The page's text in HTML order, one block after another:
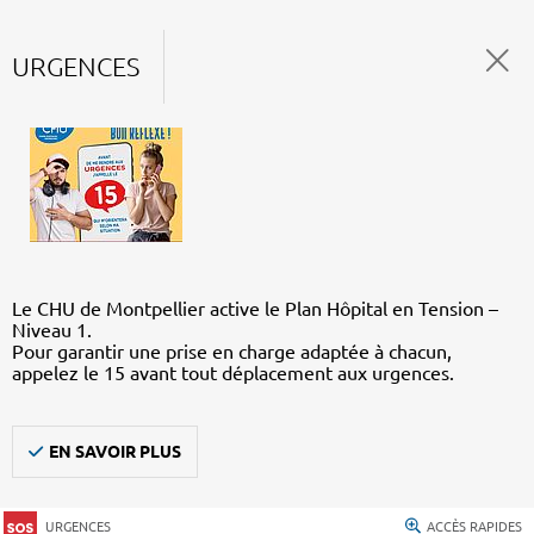
URGENCES
Le CHU de Montpellier active le Plan Hôpital en Tension –
Niveau 1.
Pour garantir une prise en charge adaptée à chacun,
appelez le 15 avant tout déplacement aux urgences.
EN SAVOIR PLUS
URGENCES ACCÈS RAPIDES